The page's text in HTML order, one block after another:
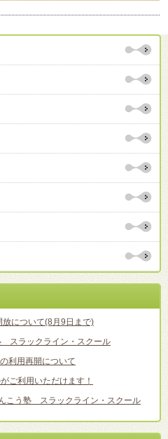
放について(8月9日まで)
スラックライン・スクール
利用再開について
ご利用いただけます！
こう塾 スラックライン・スクール